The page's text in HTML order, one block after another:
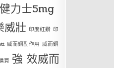
健力士5mg
威壯 印度紅鑽 印
威而鋼副作用 威而鋼
買 強 效威而